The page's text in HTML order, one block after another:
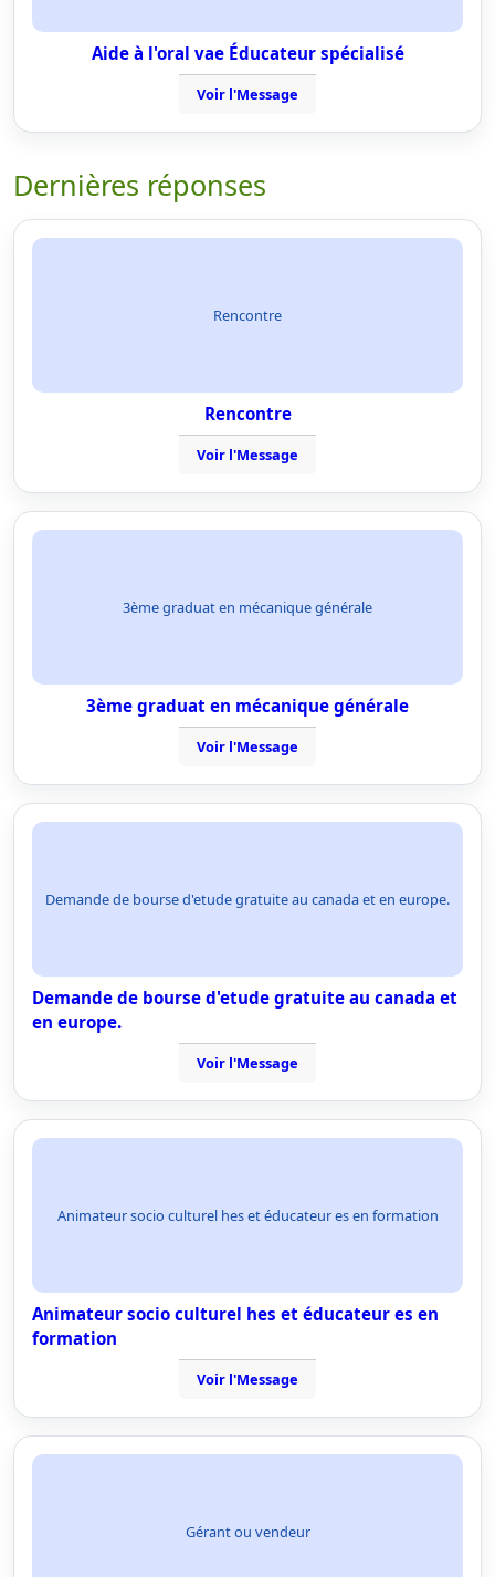
Aide à l'oral vae Éducateur spécialisé
Voir l'Message
Dernières réponses
Rencontre
Rencontre
Voir l'Message
3ème graduat en mécanique générale
3ème graduat en mécanique générale
Voir l'Message
Demande de bourse d'etude gratuite au canada et en europe.
Demande de bourse d'etude gratuite au canada et
en europe.
Voir l'Message
Animateur socio culturel hes et éducateur es en formation
Animateur socio culturel hes et éducateur es en
formation
Voir l'Message
Gérant ou vendeur